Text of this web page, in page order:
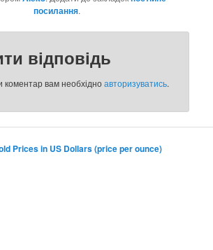
посилання.
відповідь
коментар вам необхідноавторизуватись.